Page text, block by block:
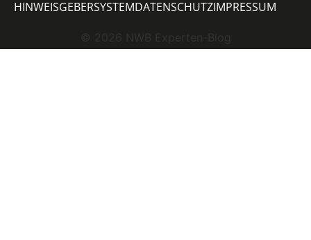
© 2026 NWB Experten-Blog
HINWEISGEBERSYSTEMDATENSCHUTZIMPRESSUM